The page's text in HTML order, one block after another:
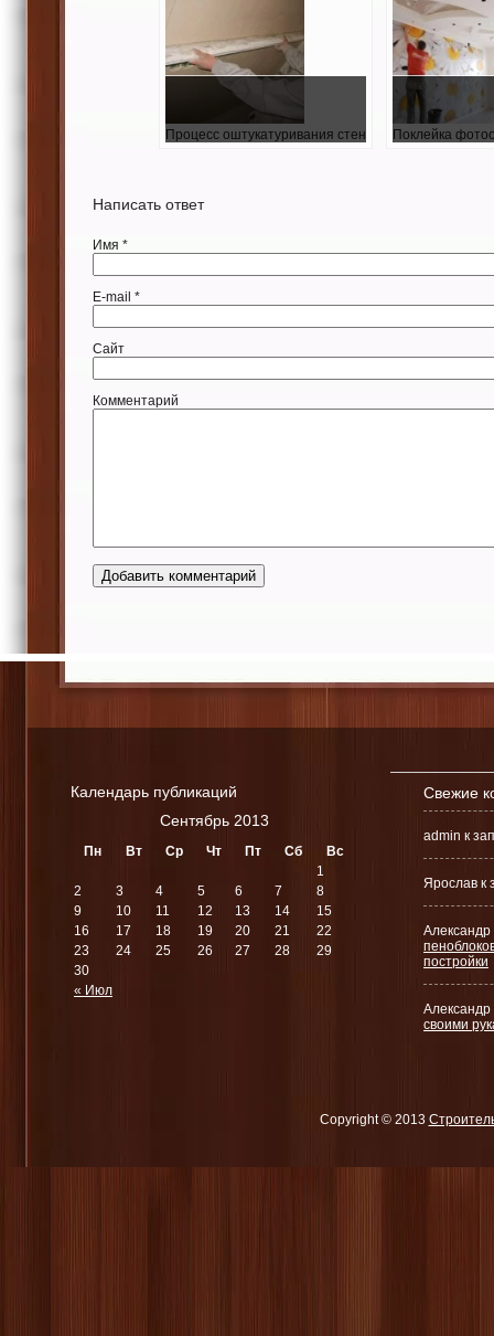
Процесс оштукатуривания стен Поклейка
Написать ответ
Имя *
E-mail *
Сайт
Комментарий
Календарь публикаций
Сентябрь 2013
Пн Вт Ср Чт Пт Сб Вс
« Июл
1
2
3 4 5 6 7
8
9
10 11 12 13 14
15
16
17 18 19 20 21
22
23
24 25 26 27 28
29
30
Свежие
admin к
Ярослав к
постройки
своими
Copyright © 2013